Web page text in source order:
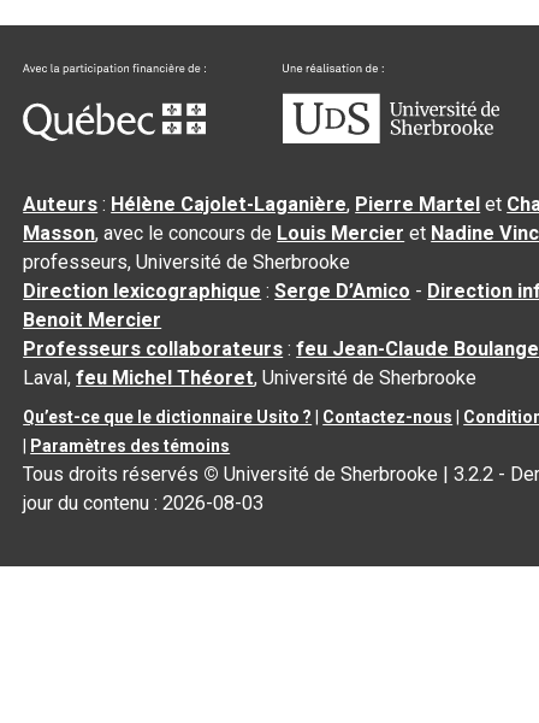
Auteurs : Hélène Cajolet-Laganière, Pierre Martel et
Masson, avec le concours de Louis Mercier et Nadine
professeurs, Université de Sherbrooke
Direction lexicographique :Serge D’Amico - Direction
Benoit Mercier
Professeurs collaborateurs :feu Jean-Claude
Laval,feu Michel Théoret, Université de Sherbrooke
Qu’est-ce que le dictionnaire Usito ? Contactez-nous
Paramètres des témoins
Tous droits réservés © Université de Sherbrooke |3.2.2 -
jour du contenu :2026-08-03